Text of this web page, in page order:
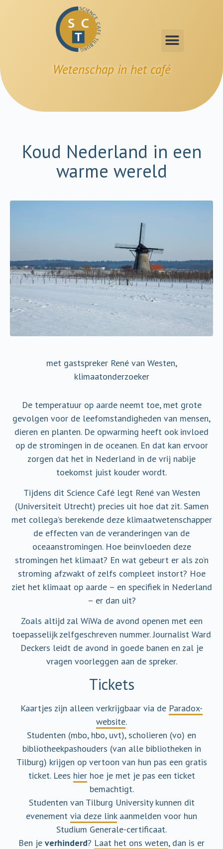
Wetenschap in het café
Koud Nederland in een
warme wereld
met gastspreker René van Westen,
klimaatonderzoeker
De temperatuur op aarde neemt toe, met grote
gevolgen voor de leefomstandigheden van mensen,
dieren en planten. De opwarming heeft ook invloed
op de stromingen in de oceanen. En dat kan ervoor
zorgen dat het in Nederland in de vrij nabije
toekomst juist kouder wordt.
Tijdens dit Science Café legt René van Westen
(Universiteit Utrecht) precies uit hoe dat zit. Samen
met collega’s berekende deze klimaatwetenschapper
de effecten van de veranderingen van de
oceaanstromingen. Hoe beïnvloeden deze
stromingen het klimaat? En wat gebeurt er als zo’n
stroming afzwakt of zelfs compleet instort? Hoe
ziet het klimaat op aarde – en specifiek in Nederland
– er dan uit?
Zoals altijd zal WiWa de avond openen met een
toepasselijk zelfgeschreven nummer. Journalist Ward
Deckers leidt de avond in goede banen en zal je
vragen voorleggen aan de spreker.
Tickets
Kaartjes zijn alleen verkrijgbaar via de Paradox-
website.
Studenten (mbo, hbo, uvt), scholieren (vo) en
bibliotheekpashouders (van alle bibliotheken in
Tilburg) krijgen op vertoon van hun pas een gratis
ticket. Lees hierhoe je met je pas een ticket
bemachtigt.
Studenten van Tilburg University kunnen dit
evenement via deze linkaanmelden voor hun
Studium Generale-certificaat.
Ben je verhinderd? Laat het ons weten, dan is er